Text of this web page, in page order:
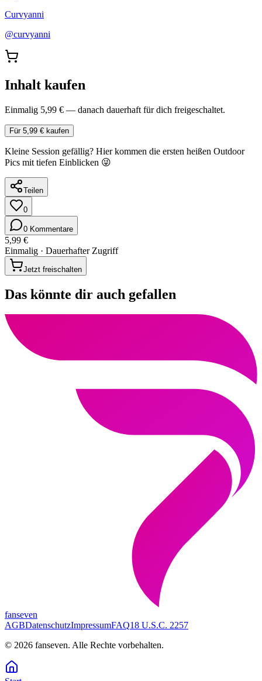
Curvyanni
@curvyanni
Inhalt kaufen
Einmalig 5,99 € — danach dauerhaft für dich freigeschaltet.
Für 5,99 € kaufen
Kleine Session gefällig? Hier kommen die ersten heißen Outdoor
Pics mit tiefen Einblicken 😜
Teilen
0
0 Kommentare
5,99 €
Einmalig · Dauerhafter Zugriff
Jetzt freischalten
Das könnte dir auch gefallen
fanseven
AGBDatenschutzImpressumFAQ18 U.S.C. 2257
© 2026 fanseven. Alle Rechte vorbehalten.